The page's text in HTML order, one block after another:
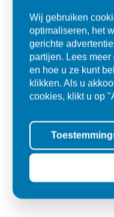
Wij gebruiken
optimaliseren, het
gerichte
partijen. Lees
en hoe u ze kunt
klikken. Als u
cookies, klikt u op